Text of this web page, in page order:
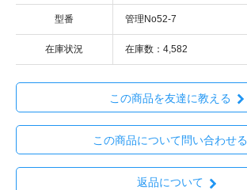
型番 管理No52-7
在庫状況 在庫数：4,582
この商品を友達に教える
この商品について問い合わせる
返品について